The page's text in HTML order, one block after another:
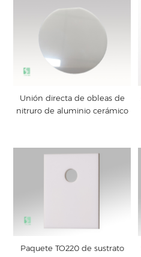
Unión directa de obleas de
nitruro de aluminio cerámico
Paquete TO220 de sustrato